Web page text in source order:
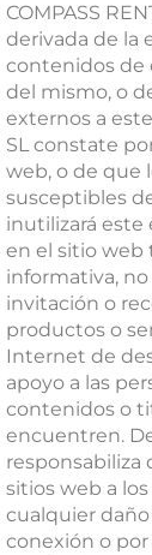
COMPASS
derivada de la
contenidos de
del mismo, o
externos a
SL constate
web, o de que
susceptibles
inutilizará este
en el sitio web
informativa,
invitación o
productos o
Internet de
apoyo a las
contenidos o
encuentren.
responsabiliza
sitios web a
cualquier
conexión o